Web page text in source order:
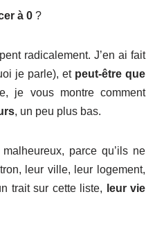
à 0 ?
radicalement. J’en ai fait
je parle), et peut-être que
je vous montre comment
, un peu plus bas.
parce qu’ils ne
leur ville, leur logement,
trait sur cette liste, leur vie